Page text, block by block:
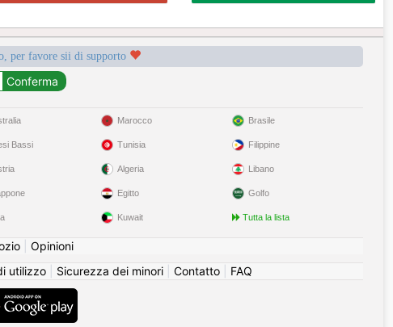
per favore sii di supporto
Bassi
Marocco
Tunisia
Algeria
Egitto
Kuwait
Brasile
Filippine
Libano
Golfo
Tutta la lista
| Opinioni
utilizzo Sicurezza dei minori Contatto FAQ